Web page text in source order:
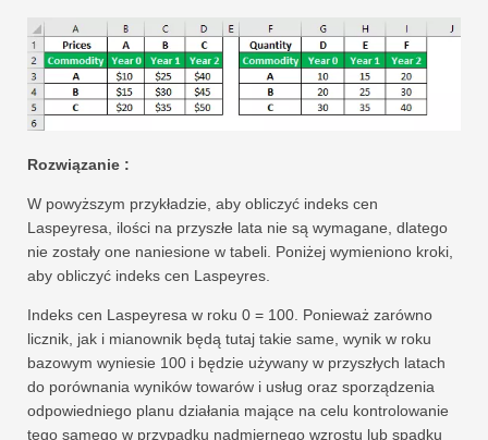
Rozwiązanie :
W powyższym przykładzie, aby obliczyć indeks cen
Laspeyresa, ilości na przyszłe lata nie są wymagane, dlatego
nie zostały one naniesione w tabeli. Poniżej wymieniono kroki,
aby obliczyć indeks cen Laspeyres.
Indeks cen Laspeyresa w roku 0 = 100. Ponieważ zarówno
licznik, jak i mianownik będą tutaj takie same, wynik w roku
bazowym wyniesie 100 i będzie używany w przyszłych latach
do porównania wyników towarów i usług oraz sporządzenia
odpowiedniego planu działania mające na celu kontrolowanie
tego samego w przypadku nadmiernego wzrostu lub spadku